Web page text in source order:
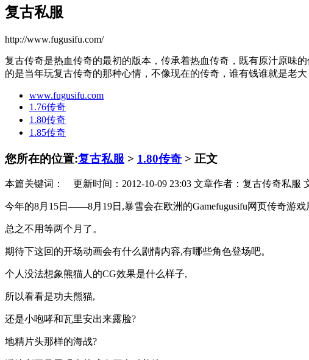
复古私服
http://www.fugusifu.com/
复古传奇是热血传奇的最初的版本，传承着热血传奇，既有原汁原味
的是当年玩复古传奇的那种心情，不像现在的传奇，谁有钱谁就是老
www.fugusifu.com
1.76传奇
1.80传奇
1.85传奇
您所在的位置:复古私服 > 1.80传奇 > 正文
本篇关键词： 更新时间：2012-10-09 23:03 文章作者：复古传奇私服
今年的8月15日――8月19日,暴雪会在欧洲的Gamefugusifu网页传奇游戏
总之不用等两个月了。
期待下这回的开场动画会有什么剧情内容,有哪些角色登场吧。
个人没法想象熊猫人的CG效果是什么样子,
所以看看是功夫熊猫,
还是小咆哮和瓦里安出来露脸?
地精片头那样的海战?